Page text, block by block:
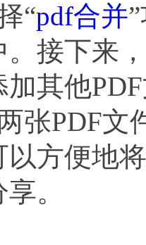
“pdf合并
接下来
其他
张PDF
方便地
。